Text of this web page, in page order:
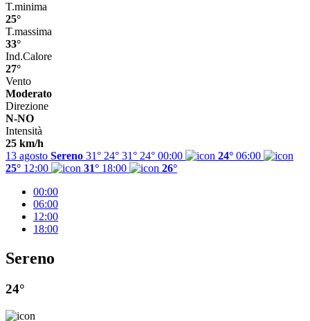
T.minima
25°
T.massima
33°
Ind.Calore
27°
Vento
Moderato
Direzione
N-NO
Intensità
25 km/h
13 agosto Sereno 31° 24° 31° 24° 00:00 24° 06:00
25° 12:00 31° 18:00
26°
00:00
06:00
12:00
18:00
Sereno
24°